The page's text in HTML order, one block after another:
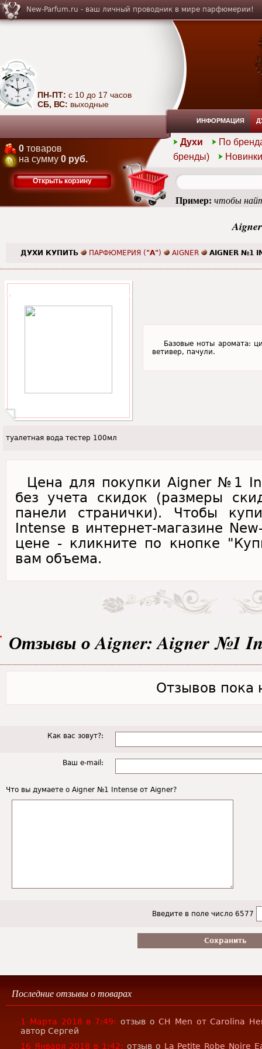
ДУХИ КУПИТЬ ПАРФЮМЕРИЯ ( "A") AIGNER AIGNER №1
Базовые ноты аромата:
ветивер, пачули.
туалетная вода тестер 100мл
Цена для покупки Aigner №1
без учета скидок (размеры
панели странички). Чтобы
Intense в интернет-магазине
цене - кликните по кнопке
вам объема.
Отзывы о Aigner: Aigner №1
Отзывов пока
Как вас зовут?:
Ваш e-mail:
Что вы думаете о Aigner №1 Intense от Aigner?
Введите в поле число 6577
Последние отзывы о товарах
1 Марта 2018 в 7:49: отзыв оCH Men от Carolina
автор Сергей
16 Января 2018 в 1:42: отзыв о La Petite Robe Noire
New-Parfum.ru - ваш личный проводник в мире парфюмерии!
ПН-ПТ: с 10 до 17 часов
СБ, ВС: выходные
ИНФОРМАЦИЯ
Духи
По
бренды)
Новинки
0 товаров
на сумму 0 руб.
Открыть корзину
Пример: чтобы